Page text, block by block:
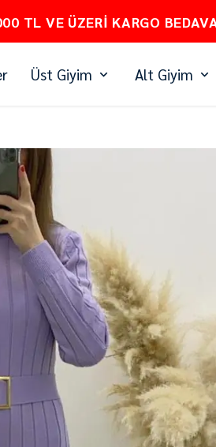
FİYATINA 3 TAKSİT
Üst Giyim Alt Giyim